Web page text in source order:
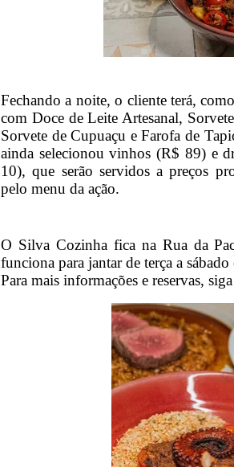
Fechando a noite, o cliente terá,
com Doce de Leite Artesanal,
Sorvete de Cupuaçu e Farofa de
ainda selecionou vinhos (R$ 89) e
10), que serão servidos a preços
pelo menu da ação.
O Silva Cozinha fica na Rua da
funciona para jantar de terça a
Para mais informações e reservas,